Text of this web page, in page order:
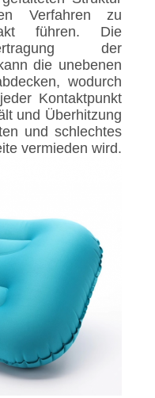
Verfahren zu
führen. Die
der
die unebenen
wodurch
Kontaktpunkt
und Überhitzung
und schlechtes
vermieden wird.